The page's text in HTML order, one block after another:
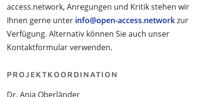
access.network, Anregungen und Kritik stehen wir
Ihnen gerne unter info@open-access.networkzur
Verfügung. Alternativ können Sie auch unser
Kontaktformular verwenden.
PROJEKTKOORDINATION
Dr. Anja Oberländer